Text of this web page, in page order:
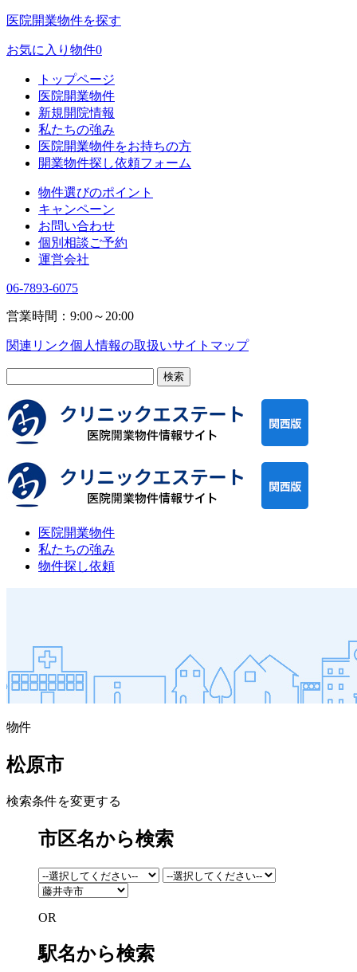
医院開業物件を探す
お気に入り物件0
トップページ
医院開業物件
新規開院情報
私たちの強み
医院開業物件をお持ちの方
開業物件探し依頼フォーム
物件選びのポイント
キャンペーン
お問い合わせ
個別相談ご予約
運営会社
06-7893-6075
営業時間：9:00～20:00
関連リンク個人情報の取扱いサイトマップ
医院開業物件
私たちの強み
物件探し依頼
物件
松原市
検索条件を変更する
市区名から検索
OR
駅名から検索